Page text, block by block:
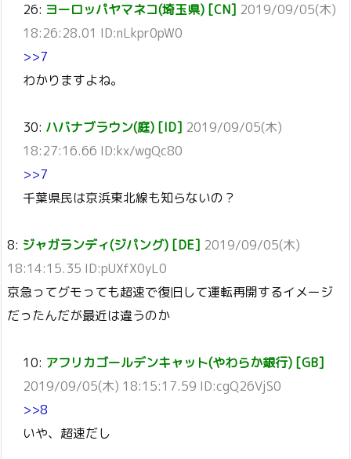
26: ヨーロッパヤマネコ(埼玉県) [CN] 2019/09/05(木)
18:26:28.01 ID:nLkpr0pW0
>>7
わかりますよね。
30: ハバナブラウン(庭) [ID] 2019/09/05(木)
18:27:16.66 ID:kx/wgQc80
>>7
千葉県民は京浜東北線も知らないの？
8: ジャガランディ(ジパング) [DE] 2019/09/05(木)
18:14:15.35 ID:pUXfX0yL0
京急ってグモっても超速で復旧して運転再開するイメージ
だったんだが最近は違うのか
10: アフリカゴールデンキャット(やわらか銀行) [GB]
2019/09/05(木) 18:15:17.59 ID:cgQ26VjS0
>>8
いや、超速だし